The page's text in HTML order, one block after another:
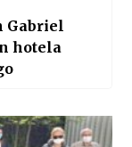
Gabriel
hotela